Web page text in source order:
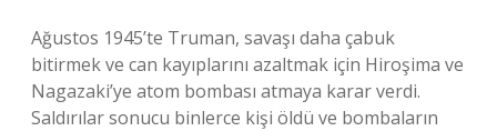
Ağustos 1945’te Truman, savaşı daha çabuk
bitirmek ve can kayıplarını azaltmak için Hiroşima ve
Nagazaki’ye atom bombası atmaya karar verdi.
Saldırılar sonucu binlerce kişi öldü ve bombaların